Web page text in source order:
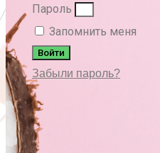
Пароль
Запомнить меня
Войти
Забыли пароль?